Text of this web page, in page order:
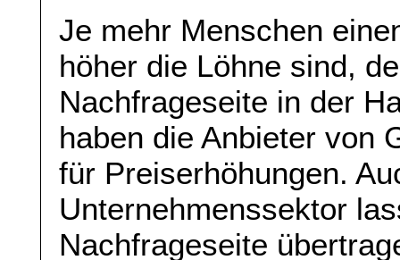
Je mehr Menschen
höher die Löhne sind,
Nachfrageseite in der
haben die Anbieter von
für Preiserhöhungen.
Unternehmenssektor
Nachfrageseite